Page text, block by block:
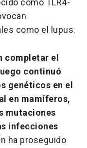
como TLR4-
como el lupus.
completar el
continuó
genéticos en el
en mamíferos,
mutaciones
infecciones
ha proseguido